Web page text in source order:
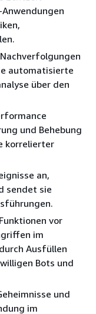
automatisierte
über den
und Behebung
korrelierter
an,
sendet sie
vor
im
Ausfüllen
Bots und
und
im